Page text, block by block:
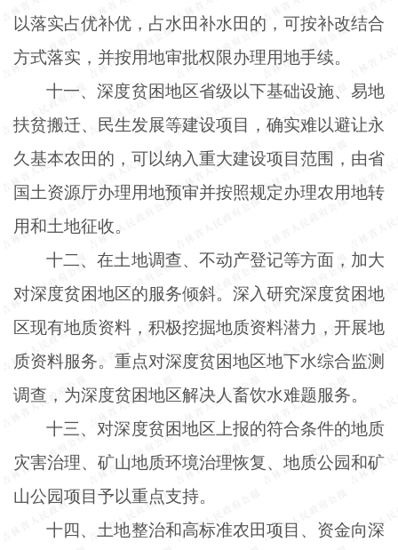
以落实占优补优，占水田补水田的，可按补改结合
方式落实，并按用地审批权限办理用地手续。
十一、深度贫困地区省级以下基础设施、易地
扶贫搬迁、民生发展等建设项目，确实难以避让永
久基本农田的，可以纳入重大建设项目范围，由省
国土资源厅办理用地预审并按照规定办理农用地转
用和土地征收。
十二、在土地调查、不动产登记等方面，加大
对深度贫困地区的服务倾斜。深入研究深度贫困地
区现有地质资料，积极挖掘地质资料潜力，开展地
质资料服务。重点对深度贫困地区地下水综合监测
调查，为深度贫困地区解决人畜饮水难题服务。
十三、对深度贫困地区上报的符合条件的地质
灾害治理、矿山地质环境治理恢复、地质公园和矿
山公园项目予以重点支持。
十四、土地整治和高标准农田项目、资金向深